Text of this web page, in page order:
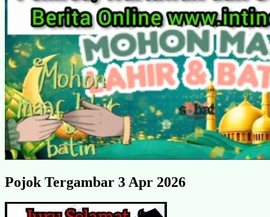
Pojok Tergambar 3 Apr 2026